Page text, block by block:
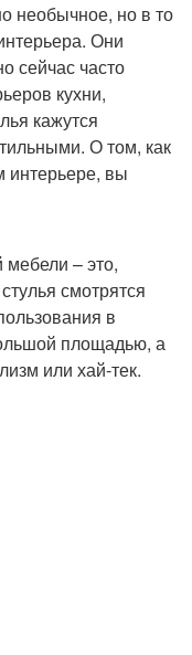
необычное, но в то
Они
сейчас часто
кухни,
кажутся
О том, как
интерьере, вы
– это,
смотрятся
в
площадью, а
или хай-тек.